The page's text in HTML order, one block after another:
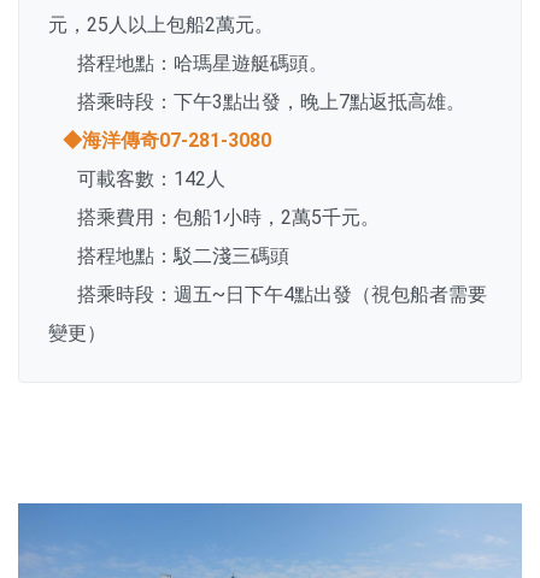
元，25人以上包船2萬元。
搭程地點：哈瑪星遊艇碼頭。
搭乘時段：下午3點出發，晚上7點返抵高雄。
◆海洋傳奇07-281-3080
可載客數：142人
搭乘費用：包船1小時，2萬5千元。
搭程地點：駁二淺三碼頭
搭乘時段：週五~日下午4點出發（視包船者需要
變更）